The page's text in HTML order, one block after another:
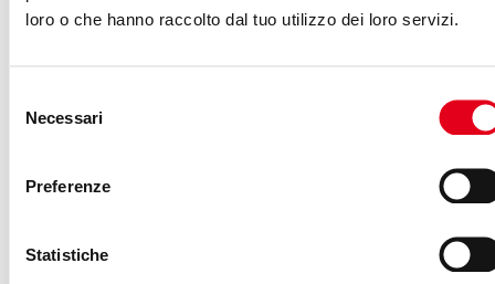
loro o che hanno raccolto dal tuo utilizzo dei loro servizi.
delNecessari
Preferenze
Statistiche
costruito.
Un preventivo ben fatto:
è chiaro, dettagliato e leggibile anche per chi non